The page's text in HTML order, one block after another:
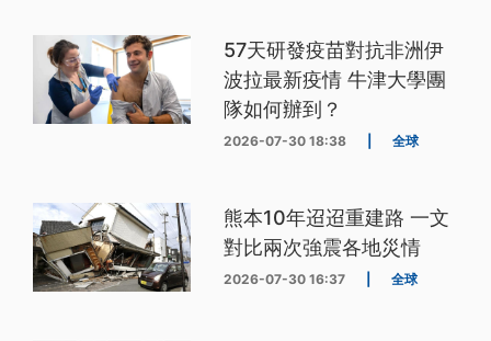
57天研發疫苗對抗非洲伊
波拉最新疫情 牛津大學團
隊如何辦到？
2026-07-30 18:38 全球
熊本10年迢迢重建路 一文
對比兩次強震各地災情
2026-07-30 16:37 全球